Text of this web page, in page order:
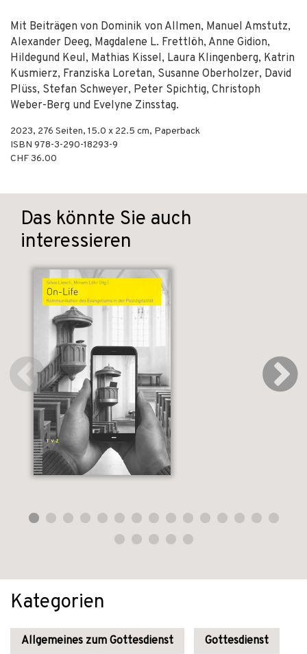
Mit Beiträgen von Dominik von Allmen, Manuel Amstutz,
Alexander Deeg, Magdalene L. Frettlöh, Anne Gidion,
Hildegund Keul, Mathias Kissel, Laura Klingenberg, Katrin
Kusmierz, Franziska Loretan, Susanne Oberholzer, David
Plüss, Stefan Schweyer, Peter Spichtig, Christoph
Weber-Berg und Evelyne Zinsstag.
2023, 276 Seiten, 15.0 x 22.5 cm, Paperback
ISBN 978-3-290-18293-9
CHF 36.00
Das könnte Sie auch
interessieren
Kategorien
Allgemeines zum Gottesdienst Gottesdienst